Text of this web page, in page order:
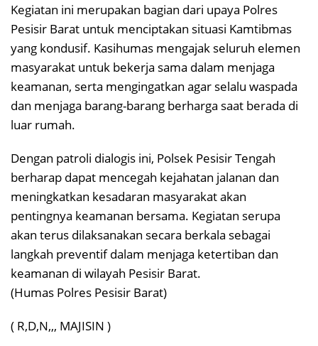
Kegiatan ini merupakan bagian dari upaya Polres
Pesisir Barat untuk menciptakan situasi Kamtibmas
yang kondusif. Kasihumas mengajak seluruh elemen
masyarakat untuk bekerja sama dalam menjaga
keamanan, serta mengingatkan agar selalu waspada
dan menjaga barang-barang berharga saat berada di
luar rumah.
Dengan patroli dialogis ini, Polsek Pesisir Tengah
berharap dapat mencegah kejahatan jalanan dan
meningkatkan kesadaran masyarakat akan
pentingnya keamanan bersama. Kegiatan serupa
akan terus dilaksanakan secara berkala sebagai
langkah preventif dalam menjaga ketertiban dan
keamanan di wilayah Pesisir Barat.
(Humas Polres Pesisir Barat)
( R,D,N,,, MAJISIN )